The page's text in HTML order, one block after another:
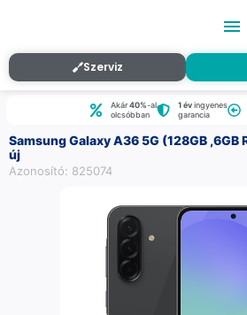
Szerviz
Akár40%-al
olcsóbban
1 évingyenes
garancia
Samsung Galaxy A36 5G (128GB
új
Azonosító: 825074